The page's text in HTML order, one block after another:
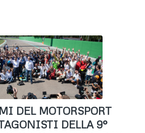
DEL MOTORSPORT
DELLA 9°